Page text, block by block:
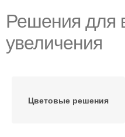
Решения для
увеличения
Цветовые решения